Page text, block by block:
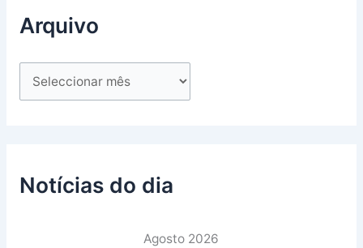
Arquivo
Notícias do dia
Agosto 2026